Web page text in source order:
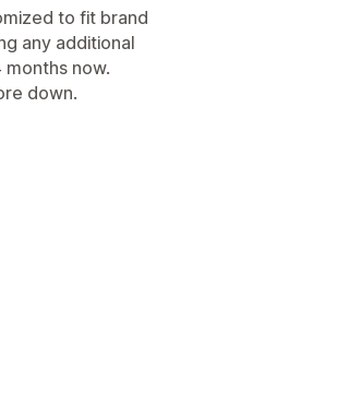
to fit brand
any additional
now.
down.